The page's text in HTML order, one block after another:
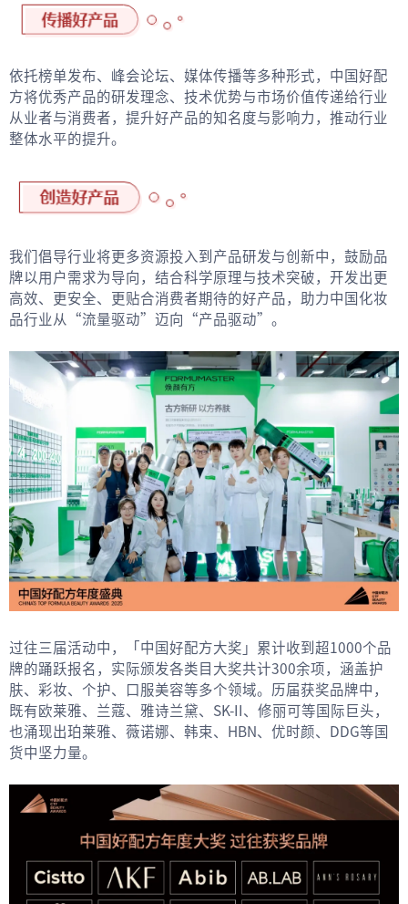
依托榜单发布、峰会论坛、媒体传播等多种形式，中国好配
方将优秀产品的研发理念、技术优势与市场价值传递给行业
从业者与消费者，提升好产品的知名度与影响力，推动行业
整体水平的提升。
我们倡导行业将更多资源投入到产品研发与创新中，鼓励品
牌以用户需求为导向，结合科学原理与技术突破，开发出更
高效、更安全、更贴合消费者期待的好产品，助力中国化妆
品行业从“流量驱动”迈向“产品驱动”。
过往三届活动中，「中国好配方大奖」累计收到超1000个品
牌的踊跃报名，实际颁发各类目大奖共计300余项，涵盖护
肤、彩妆、个护、口服美容等多个领域。历届获奖品牌中，
既有欧莱雅、兰蔻、雅诗兰黛、SK-II、修丽可等国际巨头，
也涌现出珀莱雅、薇诺娜、韩束、HBN、优时颜、DDG等国
货中坚力量。